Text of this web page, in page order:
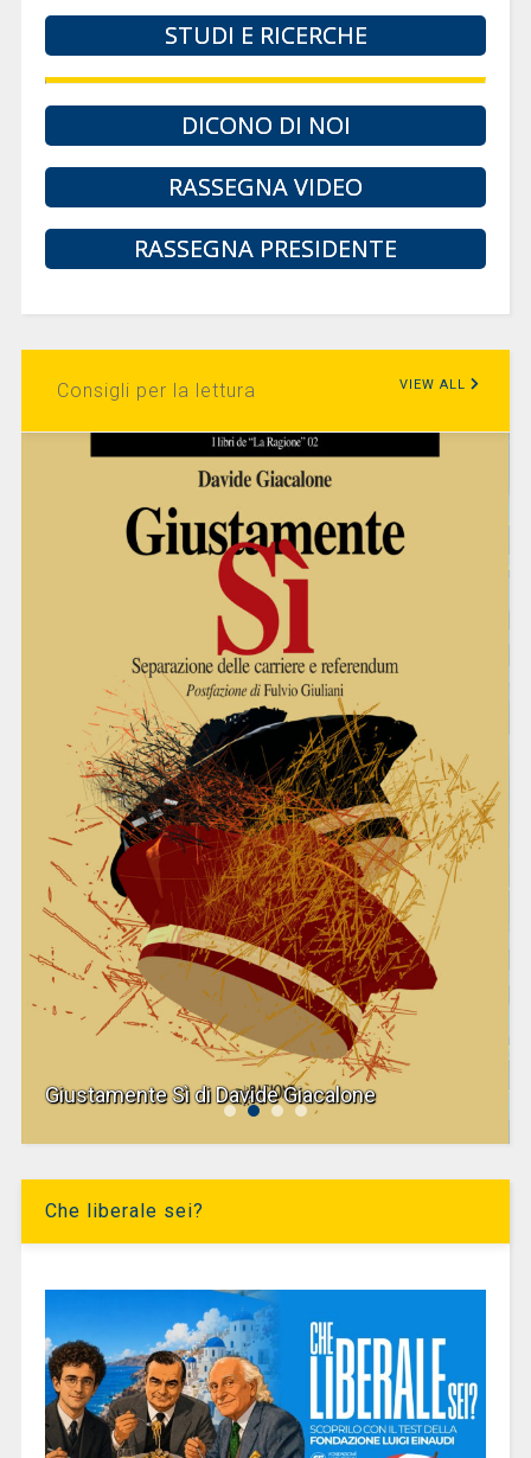
STUDI E RICERCHE
DICONO DI NOI
RASSEGNA VIDEO
RASSEGNA PRESIDENTE
Consigli per la lettura VIEW ALL
Giustamente Sì di Davide Giacalone
Che liberale sei?